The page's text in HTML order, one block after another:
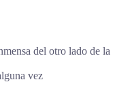
del otro lado de la
vez